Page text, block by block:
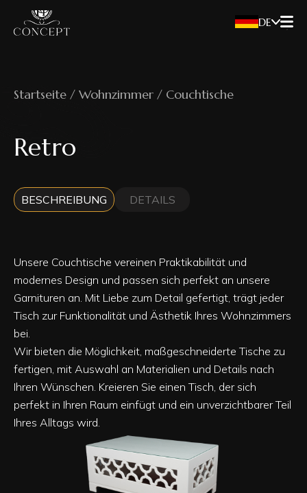
DE
Startseite / Wohnzimmer / Couchtische
Retro
BESCHREIBUNG DETAILS
Unsere Couchtische vereinen Praktikabilität und
modernes Design und passen sich perfekt an unsere
Garnituren an. Mit Liebe zum Detail gefertigt, trägt jeder
Tisch zur Funktionalität und Ästhetik Ihres Wohnzimmers
bei.
Wir bieten die Möglichkeit, maßgeschneiderte Tische zu
fertigen, mit Auswahl an Materialien und Details nach
Ihren Wünschen. Kreieren Sie einen Tisch, der sich
perfekt in Ihren Raum einfügt und ein unverzichtbarer Teil
Ihres Alltags wird.